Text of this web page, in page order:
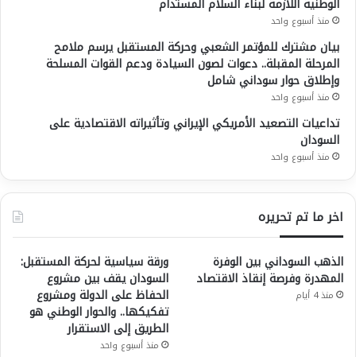
الوطنية اللازمة لبناء السلام المستدام
منذ أسبوع واحد
بيان مشترك للمؤتمر الشعبي وحركة المستقبل يرسم ملامح
المرحلة المقبلة.. دعوات لصون السيادة ودعم القوات المسلحة
وإطلاق حوار سوداني شامل
منذ أسبوع واحد
تداعيات التصعيد الأمريكي الإيراني وتأثيراته الاقتصادية على
السودان
منذ أسبوع واحد
اخر ما تم تحريره
الذهب السوداني بين الوفرة
المهدرة وفرصة إنقاذ الاقتصاد
منذ 4 أيام
ورقة سياسية لحركة المستقبل:
السودان يقف بين مشروع
الحفاظ على الدولة ومشروع
تفكيكها.. والحوار الوطني هو
الطريق إلى الاستقرار
منذ أسبوع واحد